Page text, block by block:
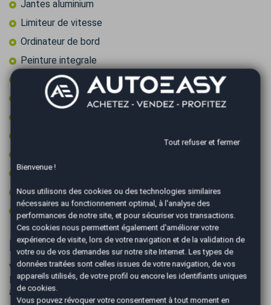
Jantes aluminium
Limiteur de vitesse
Ordinateur de bord
Peinture integrale
Prise 12v
Prise audio USB
Vitres surteintées
Volant cuir
Volant multifonctions
Informations complémentaires
Véhicule visible UNIQUEMENT sur RDV à L'île de la
RÉUNION
avec votre conseiller commercial Paul Bentolila
Tout refuser et fermer
Bienvenue !
Nous utilisons des cookies ou des technologies similaires
nécessaires au fonctionnement optimal, à l'analyse des
performances de notre site, et pour sécuriser vos transactions.
Ces cookies nous permettent également d'améliorer votre
expérience de visite, lors de votre navigation et de la validation de
votre ou de vos demandes sur notre site Internet. Les types de
données traitées sont celles issues de votre navigation, de vos
appareils utilisés, de votre profil ou encore les identifiants uniques
de cookies.
Vous pouvez révoquer votre consentement à tout moment en